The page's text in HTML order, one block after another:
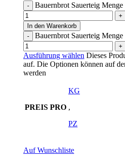
Bauernbrot Sauerteig Menge
In den Warenkorb
Bauernbrot Sauerteig Menge
Ausführung wählen Dieses
auf. Die Optionen können auf
werden
PREIS PRO
KG
,
PZ
Auf Wunschliste